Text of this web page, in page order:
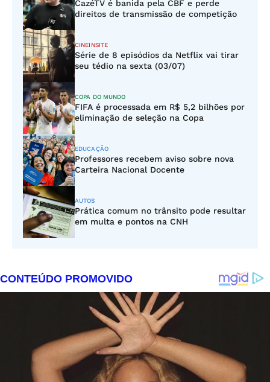
CazéTV é banida pela CBF e perde
direitos de transmissão de competição
CINEINSITE
Série de 8 episódios da Netflix vai tirar
seu tédio na sexta (03/07)
COPA DO MUNDO
FIFA é processada em R$ 5,2 bilhões por
eliminação de seleção na Copa
EDUCAÇÃO
Professores recebem aviso sobre nova
Carteira Nacional Docente
AUTOS
Prática comum no trânsito pode resultar
em multa e pontos na CNH